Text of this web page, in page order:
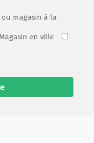
ou magasin à la
Magasin en ville